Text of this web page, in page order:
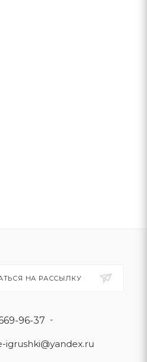
НА РАССЫЛКУ
96-37
igrushki@yandex.ru